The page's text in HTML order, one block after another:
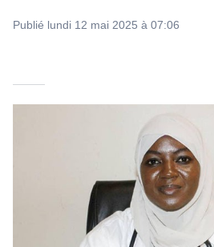
Publié lundi 12 mai 2025 à 07:06